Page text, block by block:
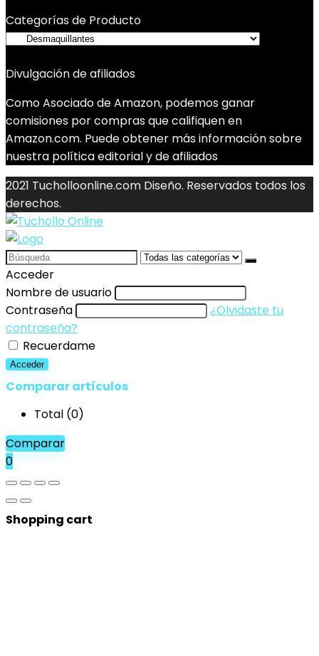
Categorías de Producto
Divulgación de afiliados
Como Asociado de Amazon, podemos ganar
comisiones por compras que califiquen en
Amazon.com. Puede obtener más información sobre
nuestra política editorial y de afiliados
2021 Tucholloonline.com Diseño. Reservados todos los
derechos.
Search
for:
Acceder
Nombre de usuario
Contraseña
¿Olvidaste tu
contraseña?
Recuerdame
Acceder
Comparar artículos
Total (0)
Comparar
0
Shopping cart